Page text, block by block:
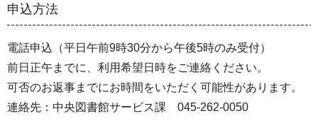
申込方法
電話申込（平日午前9時30分から午後5時のみ受付）
前日正午までに、利用希望日時をご連絡ください。
可否のお返事までにお時間をいただく可能性があります。
連絡先：中央図書館サービス課 045-262-0050